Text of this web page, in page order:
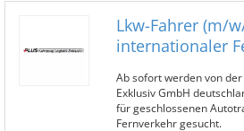
Lkw-Fahrer (m/
internationaler
Ab sofort werden von der
Exklusiv GmbH
für geschlossenen
Fernverkehr gesucht.